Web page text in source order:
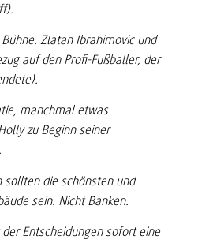
Zlatan Ibrahimovic und
auf den Profi-Fußballer, der
manchmal etwas
zu Beginn seiner
sollten die schönsten und
sein. Nicht Banken.
Entscheidungen sofort eine